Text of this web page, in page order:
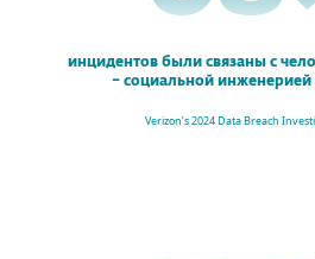
инцидентов были связаны с
– социальной
Verizon’s 2024 Data Breach